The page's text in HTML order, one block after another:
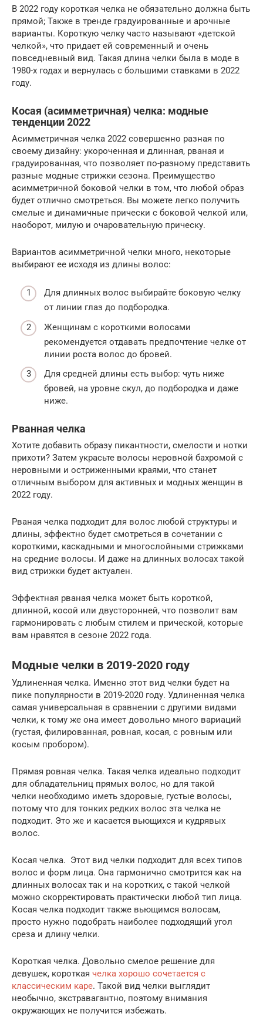
В 2022 году короткая челка не обязательно должна быть
прямой; Также в тренде градуированные и арочные
варианты. Короткую челку часто называют «детской
челкой», что придает ей современный и очень
повседневный вид. Такая длина челки была в моде в
1980-х годах и вернулась с большими ставками в 2022
году.
Косая (асимметричная) челка: модные
тенденции 2022
Асимметричная челка 2022 совершенно разная по
своему дизайну: укороченная и длинная, рваная и
градуированная, что позволяет по-разному представить
разные модные стрижки сезона. Преимущество
асимметричной боковой челки в том, что любой образ
будет отлично смотреться. Вы можете легко получить
смелые и динамичные прически с боковой челкой или,
наоборот, милую и очаровательную прическу.
Вариантов асимметричной челки много, некоторые
выбирают ее исходя из длины волос:
Для длинных волос выбирайте боковую челку
от линии глаз до подбородка.
Женщинам с короткими волосами
рекомендуется отдавать предпочтение челке от
линии роста волос до бровей.
Для средней длины есть выбор: чуть ниже
бровей, на уровне скул, до подбородка и даже
ниже.
Рванная челка
Хотите добавить образу пикантности, смелости и нотки
прихоти? Затем украсьте волосы неровной бахромой с
неровными и остриженными краями, что станет
отличным выбором для активных и модных женщин в
2022 году.
Рваная челка подходит для волос любой структуры и
длины, эффектно будет смотреться в сочетании с
короткими, каскадными и многослойными стрижками
на средние волосы. И даже на длинных волосах такой
вид стрижки будет актуален.
Эффектная рваная челка может быть короткой,
длинной, косой или двусторонней, что позволит вам
гармонировать с любым стилем и прической, которые
вам нравятся в сезоне 2022 года.
Модные челки в 2019-2020 году
Удлиненная челка. Именно этот вид челки будет на
пике популярности в 2019-2020 году. Удлиненная челка
самая универсальная в сравнении с другими видами
челки, к тому же она имеет довольно много вариаций
(густая, филированная, ровная, косая, с ровным или
косым пробором).
Прямая ровная челка. Такая челка идеально подходит
для обладательниц прямых волос, но для такой
челки необходимо иметь здоровые, густые волосы,
потому что для тонких редких волос эта челка не
подходит. Это же и касается вьющихся и кудрявых
волос.
Косая челка. Этот вид челки подходит для всех типов
волос и форм лица. Она гармонично смотрится как на
длинных волосах так и на коротких, с такой челкой
можно скорректировать практически любой тип лица.
Косая челка подходит также вьющимся волосам,
просто нужно подобрать наиболее подходящий угол
среза и длину челки.
Короткая челка. Довольно смелое решение для
девушек, короткая челка хорошо сочетается с
классическим каре. Такой вид челки выглядит
необычно, экстравагантно, поэтому внимания
окружающих не получится избежать.